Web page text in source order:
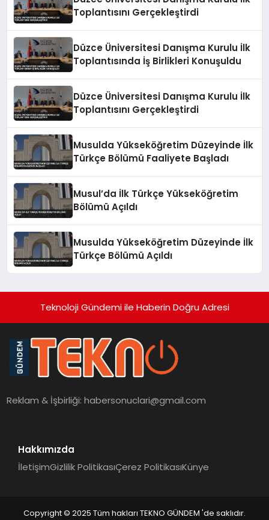
Toplantısını Gerçekleştirdi
Düzce Üniversitesi Danışma Kurulu İlk
Toplantısında İş Birlikleri Konuşuldu
Düzce Üniversitesi Danışma Kurulu İlk
Toplantısını Gerçekleştirdi
Musulda Yükseköğretim Düzeyinde İlk
Türkçe Bölümü Faaliyete Başladı
Musul’da İlk Türkçe Yükseköğretim
Bölümü Açıldı
Musulda Yükseköğretim Düzeyinde İlk
Türkçe Bölümü Açıldı
Teknoloji Gündemi ile Haberin Doğru Adresi
Reklam & İşbirliği:habersonuclari@gmail.com
Hakkımızda
İletişimGizlilik PolitikasıÇerez PolitikasıKünye
Copyright © 2025 Tüm hakları TEKNO GÜNDEM 'de saklıdır.